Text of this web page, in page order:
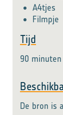
A4tjes
Filmpje
Tijd
90 minuten
De bron is